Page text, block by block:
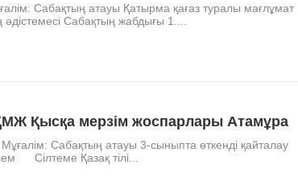
Сабақтың атауы Қатырма қағаз туралы мағлұмат
Сабақтың жабдығы 1....
Қысқа мерзім жоспарлары Атамұра
Мұғалім: Сабақтың атауы 3-сыныпта өткенді қайталау
Сілтеме Қазақ тілі...